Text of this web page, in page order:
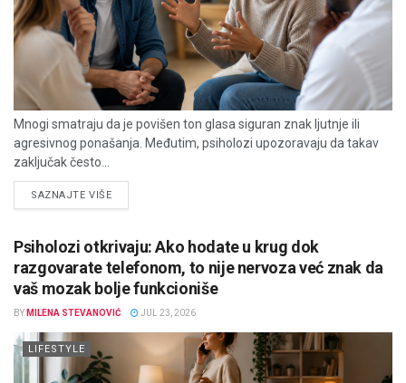
Mnogi smatraju da je povišen ton glasa siguran znak ljutnje ili
agresivnog ponašanja. Međutim, psiholozi upozoravaju da takav
zaključak često...
SAZNAJTE VIŠEDETAILS
Psiholozi otkrivaju: Ako hodate u krug dok
razgovarate telefonom, to nije nervoza već znak da
vaš mozak bolje funkcioniše
BY MILENA STEVANOVIĆ JUL 23, 2026
LIFESTYLE